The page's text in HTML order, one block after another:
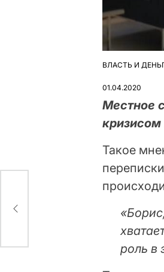
ОПУБЛІКУВАТИ
ВЛАСТЬ И
01.04.2020
Местное
кризисом
Такое
роль в